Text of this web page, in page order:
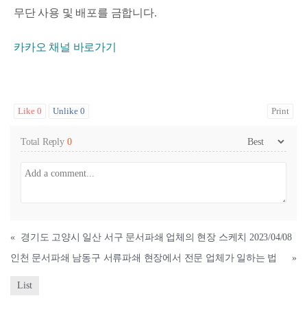
무단 사용 및 배포를 금합니다.
카카오 채널 바로가기
Like 0 Unlike 0 Print
Total Reply 0
«
경기도 고양시 일산 서구 문서파쇄 업체의 현장 스케치 2023/04/08
인천 문서파쇄 남동구 서류파쇄 현장에서 전문 업체가 일하는 법
»
List